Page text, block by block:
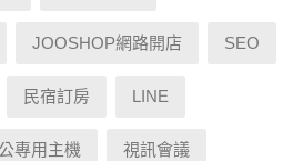
JOOSHOP網路開店 SEO
民宿訂房 LINE
專用主機 視訊會議